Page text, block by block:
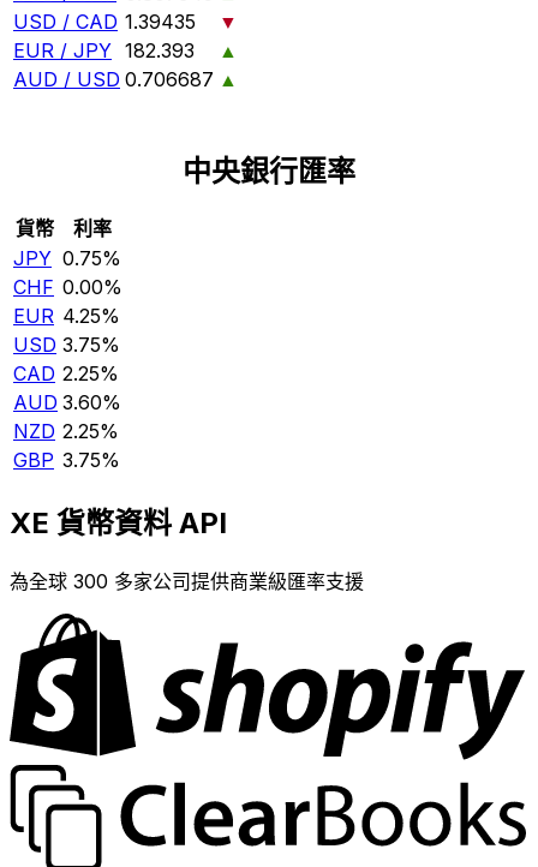
USD / CAD 1.39435
▼
EUR / JPY 182.393
▲
AUD / USD 0.706687 ▲
中央銀行匯率
貨幣
利率
JPY 0.75%
CHF 0.00%
EUR 4.25%
USD 3.75%
CAD 2.25%
AUD 3.60%
NZD 2.25%
GBP 3.75%
XE 貨幣資料 API
為全球 300 多家公司提供商業級匯率支援